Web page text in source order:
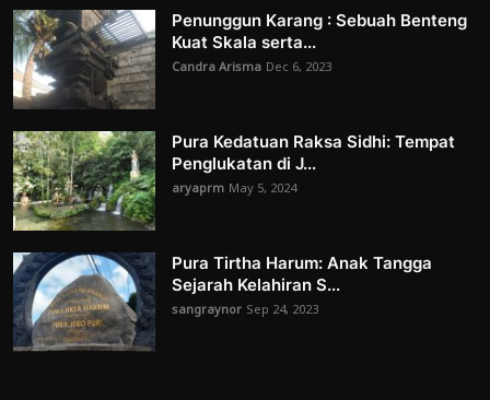
Penunggun Karang : Sebuah Benteng
Kuat Skala serta...
Candra Arisma Dec 6, 2023
Pura Kedatuan Raksa Sidhi: Tempat
Penglukatan di J...
aryaprm May 5, 2024
Pura Tirtha Harum: Anak Tangga
Sejarah Kelahiran S...
sangraynor Sep 24, 2023